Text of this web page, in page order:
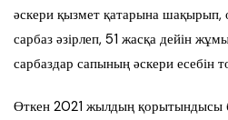
әскери қызмет қатарына
сарбаз әзірлеп, 51 жасқа дейін
сарбаздар сапының әскери есебін
Өткен 2021 жылдың қорытындысы